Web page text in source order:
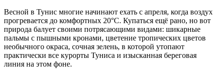
Весной в Тунис многие начинают ехать с апреля, когда воздух
прогревается до комфортных 20°C. Купаться ещё рано, но вот
природа балует своими потрясающими видами: шикарные
пальмы с пышными кронами, цветение тропических цветов
необычного окраса, сочная зелень, в которой утопают
практически все курорты Туниса и изысканная береговая
линия на этом фоне.